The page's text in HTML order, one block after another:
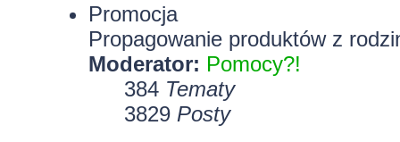
Promocja
Propagowanie produktów z
Moderator: Pomocy?!
384 Tematy
3829 Posty